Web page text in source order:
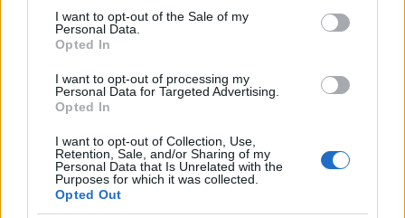
consent section.
I want to opt-out of the Sale of my
Personal Data.
Opted In
I want to opt-out of processing my
Personal Data for Targeted Advertising.
Opted In
I want to opt-out of Collection, Use,
Retention, Sale, and/or Sharing of my
Personal Data that Is Unrelated with the
Purposes for which it was collected.
Opted Out
LIFESTYLE